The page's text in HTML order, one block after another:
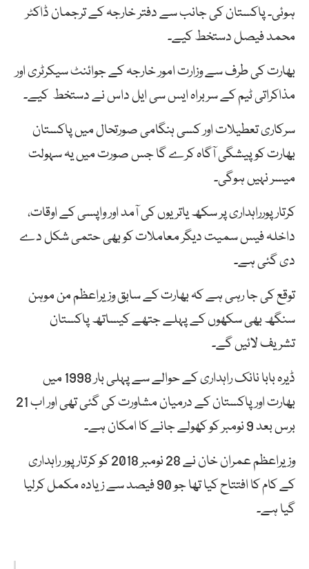
ہوئی۔ پاکستان کی جانب سے دفتر خارجہ کے ترجمان ڈاکٹر
محمد فیصل دستخط کیے۔
بھارت کی طرف سے وزارت امور خارجہ کے جوائنٹ سیکرٹری اور
مذاکراتی ٹیم کے سربراہ ایس سی ایل داس نے دستخط کیے۔
سرکاری تعطیلات اور کسی ہنگامی صورتحال میں پاکستان
بھارت کو پیشگی آگاہ کرے گا جس صورت میں یہ سہولت
میسر نہیں ہوگی۔
کرتارپورراہداری پر سکھ یاتریوں کی آمد اور واپسی کے اوقات،
داخلہ فیس سمیت دیگر معاملات کو بھی حتمی شکل دے
دی گئی ہے۔
توقع کی جا رہی ہے کہ بھارت کے سابق وزیراعظم من موہن
سنگھ بھی سکھوں کے پہلے جتھے کیساتھ پاکستان
تشریف لائیں گے۔
ڈیرہ بابا نانک راہداری کے حوالے سے پہلی بار 1998 میں
بھارت اور پاکستان کے درمیان مشاورت کی گئی تھی اور اب 21
برس بعد 9 نومبر کو کھولے جانے کا امکان ہے۔
وزیراعظم عمران خان نے 28 نومبر 2018 کو کرتارپور راہداری
کے کام کا افتتاح کیا تھا جو 90 فیصد سے زیادہ مکمل کرلیا
گیا ہے۔